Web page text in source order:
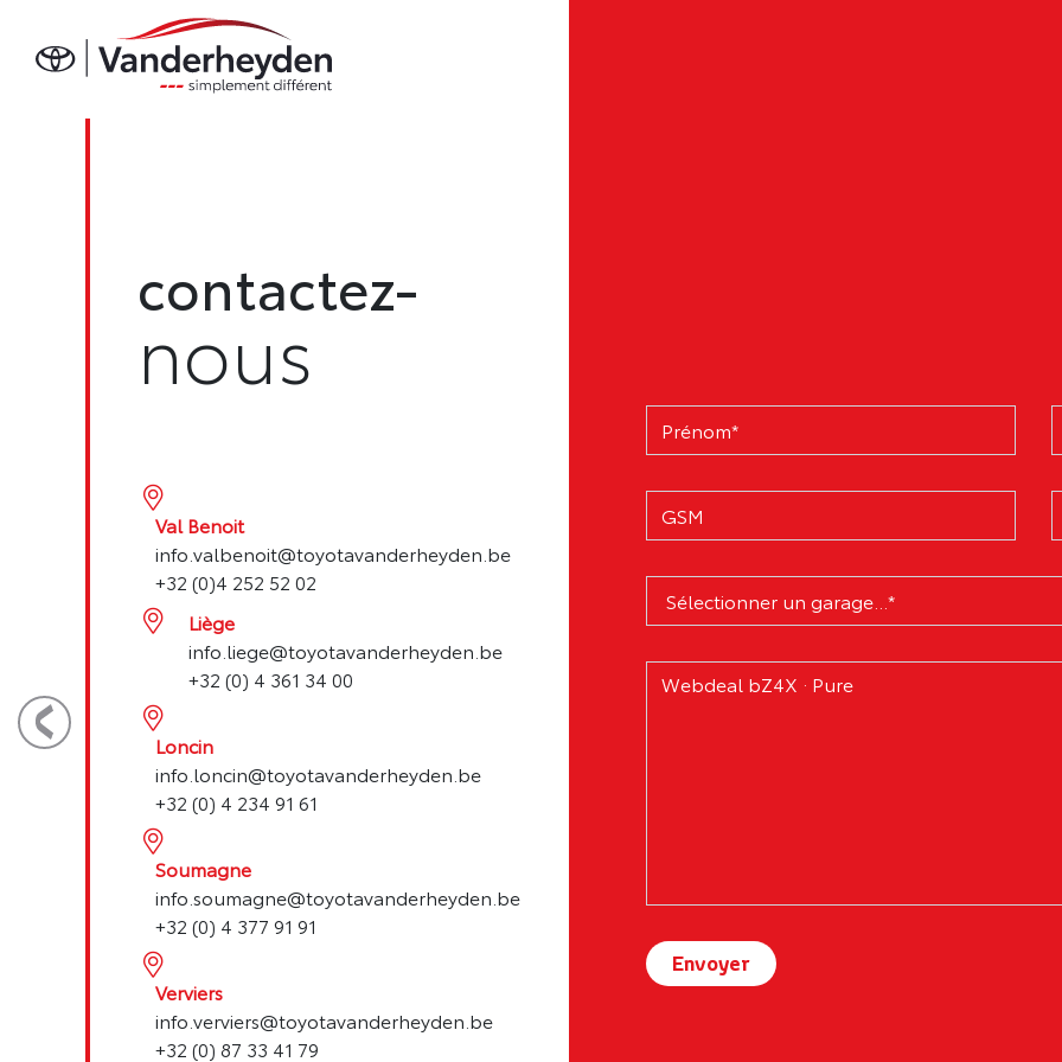
contactez-
nous
Val Benoit
info.valbenoit@toyotavanderheyden.be
+32 (0)4 252 52 02
Liège
info.liege@toyotavanderheyden.be
+32 (0) 4 361 34 00
Loncin
info.loncin@toyotavanderheyden.be
+32 (0) 4 234 91 61
Soumagne
info.soumagne@toyotavanderheyden.be
+32 (0) 4 377 91 91
Verviers
info.verviers@toyotavanderheyden.be
+32 (0) 87 33 41 79
Envoyer